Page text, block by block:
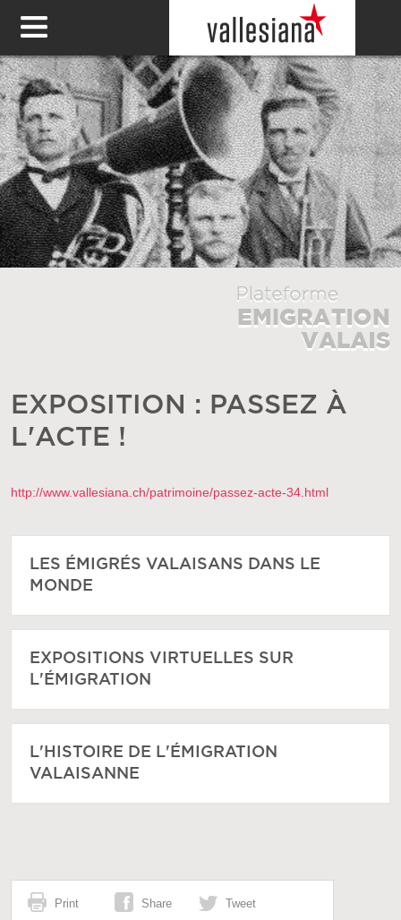
EXPOSITION : PASSEZ À
L'ACTE !
http://www.vallesiana.ch/patrimoine/passez-acte-34.html
LES ÉMIGRÉS VALAISANS DANS LE
MONDE
EXPOSITIONS VIRTUELLES SUR
L'ÉMIGRATION
L'HISTOIRE DE L'ÉMIGRATION
VALAISANNE
Print Share Tweet